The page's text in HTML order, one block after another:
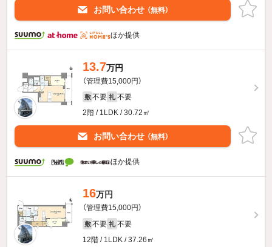
お問い合わせ （無料）
ほか提供
13.7万円
（管理費15,000円）
敷 不要 礼 不要
2階 / 1LDK / 30.72㎡
お問い合わせ （無料）
ほか提供
16万円
（管理費15,000円）
敷 不要 礼 不要
12階 / 1LDK / 37.26㎡